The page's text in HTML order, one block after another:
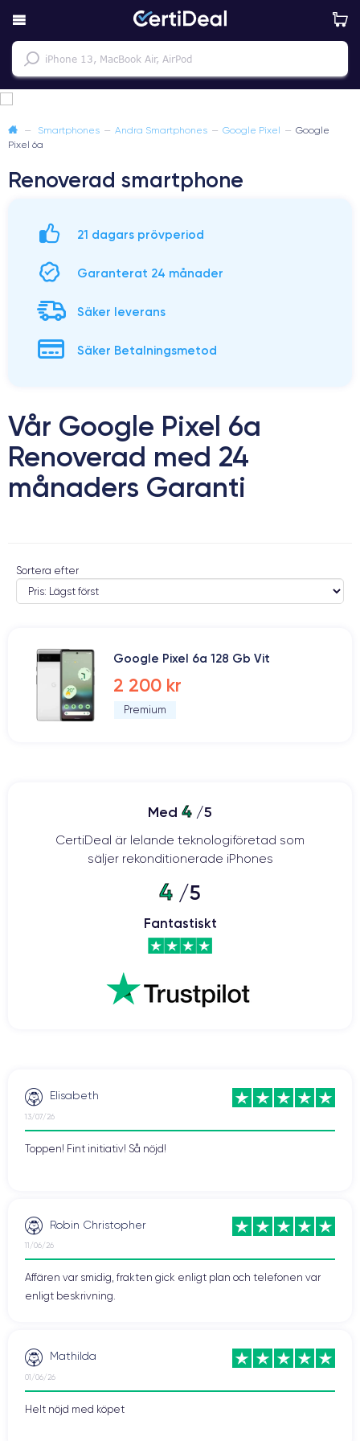
— Smartphones — Andra Smartphones — Google Pixel — Google
Pixel 6a
Renoverad smartphone
21 dagars prövperiod
Garanterat 24 månader
Säker leverans
Säker Betalningsmetod
Vår Google Pixel 6a
Renoverad med 24
månaders Garanti
Sortera efter
Google Pixel 6a 128 Gb Vit
2 200 kr
Premium
Med 4 /5
CertiDeal är lelande teknologiföretad som
säljer rekonditionerade iPhones
4 /5
Fantastiskt
Elisabeth
13/07/26
Toppen! Fint initiativ! Så nöjd!
Robin Christopher
11/06/26
Affären var smidig, frakten gick enligt plan och telefonen var
enligt beskrivning.
Mathilda
01/06/26
Helt nöjd med köpet